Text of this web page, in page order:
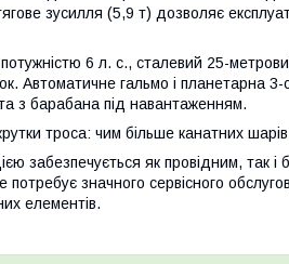
зусилля (5,9 т) дозволяє
6 л. с., сталевий 25-
Автоматичне гальмо і планетарна 3-
з барабана під навантаженням.
троса: чим більше канатних
забезпечується як провідним, так
значного сервісного
елементів.